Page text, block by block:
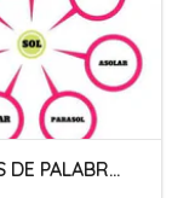
FAMILIAS DE PALABRAS